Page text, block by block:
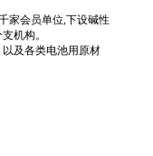
家会员单位,下设碱性
机构。
及各类电池用原材